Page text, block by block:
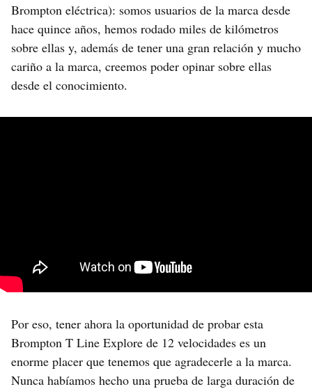
Brompton eléctrica): somos usuarios de la marca desde
hace quince años, hemos rodado miles de kilómetros
sobre ellas y, además de tener una gran relación y mucho
cariño a la marca, creemos poder opinar sobre ellas
desde el conocimiento.
Por eso, tener ahora la oportunidad de probar esta
Brompton T Line Explore de 12 velocidades es un
enorme placer que tenemos que agradecerle a la marca.
Nunca habíamos hecho una prueba de larga duración de